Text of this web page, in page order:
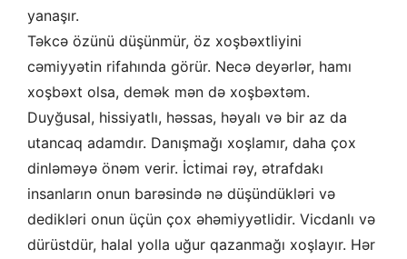
yanaşır.
Təkcə özünü düşünmür, öz xoşbəxtliyini
cəmiyyətin rifahında görür. Necə deyərlər, hamı
xoşbəxt olsa, demək mən də xoşbəxtəm.
Duyğusal, hissiyatlı, həssas, həyalı və bir az da
utancaq adamdır. Danışmağı xoşlamır, daha çox
dinləməyə önəm verir. İctimai rəy, ətrafdakı
insanların onun barəsində nə düşündükləri və
dedikləri onun üçün çox əhəmiyyətlidir. Vicdanlı və
dürüstdür, halal yolla uğur qazanmağı xoşlayır. Hər